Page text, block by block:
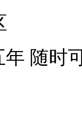
年 随时